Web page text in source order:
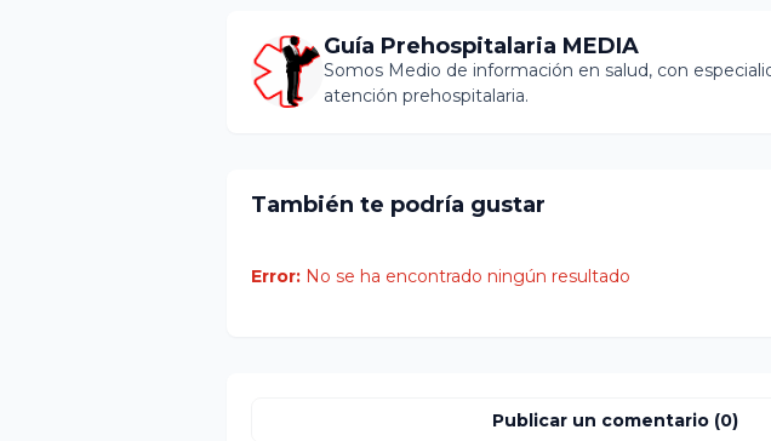
Guía Prehospitalaria MEDIA
Somos Medio de información en salud, con
atención prehospitalaria.
También te podría gustar
Error: No se ha encontrado ningún resultado
Publicar un comentario (0)